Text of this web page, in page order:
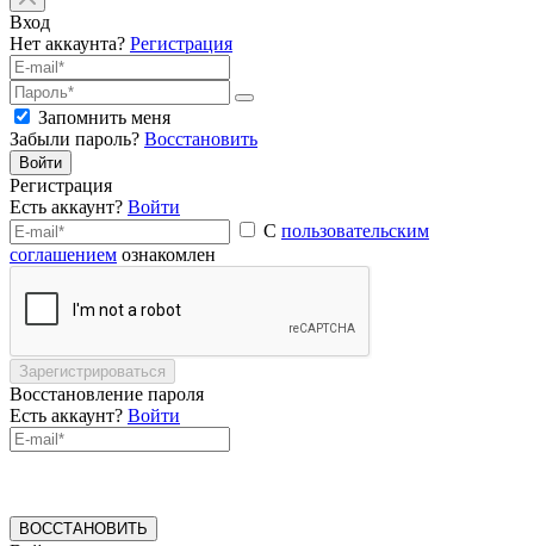
Вход
Нет аккаунта? Регистрация
Запомнить меня
Забыли пароль? Восстановить
Войти
Регистрация
Есть аккаунт? Войти
С пользовательским
соглашением ознакомлен
Зарегистрироваться
Восстановление пароля
Есть аккаунт? Войти
ВОССТАНОВИТЬ